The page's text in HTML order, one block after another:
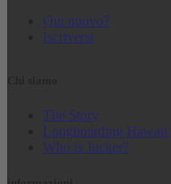
Qui nuovo?
Iscriversi
The Story
Longboarding Hawaii
Who is Jucker?